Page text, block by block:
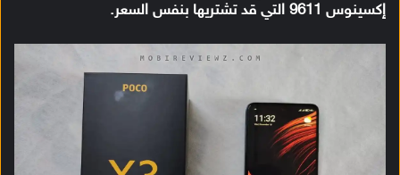
إكسينوس 9611 التي قد تشتريها بنفس السعر.